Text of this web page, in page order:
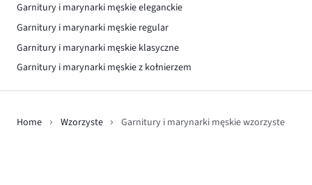
Garnitury i marynarki męskie eleganckie
Garnitury i marynarki męskie regular
Garnitury i marynarki męskie klasyczne
Garnitury i marynarki męskie z kołnierzem
Home Wzorzyste Garnitury i marynarki męskie wzorzyste